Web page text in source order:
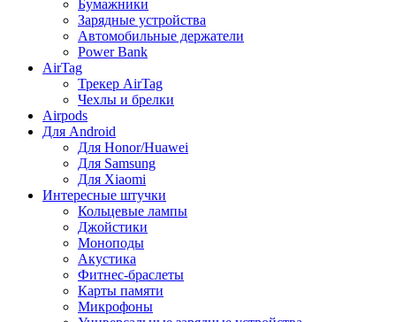
Бумажники
Зарядные устройства
Автомобильные держатели
Power Bank
AirTag
Трекер AirTag
Чехлы и брелки
Airpods
Для Android
Для Honor/Huawei
Для Samsung
Для Xiaomi
Интересные штучки
Кольцевые лампы
Джойстики
Моноподы
Акустика
Фитнес-браслеты
Карты памяти
Микрофоны